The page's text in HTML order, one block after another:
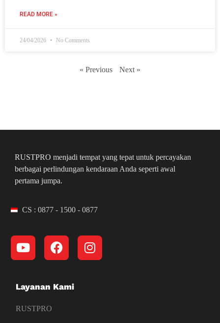
READ MORE »
24/04/2026 No Comments
« Previous Next »
RUSTPRO menjadi tempat yang tepat untuk percayakan
berbagai perlindungan kendaraan Anda seperti awal
pertama jumpa.
CS : 0877 - 1500 - 0877
Layanan Kami
RUSTPRO